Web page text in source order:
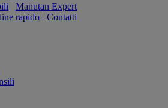
Manutan Expert
rapido
Contatti